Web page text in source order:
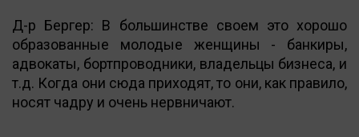
Д-р Бергер: В большинстве своем это хорошо
образованные молодые женщины - банкиры,
адвокаты, бортпроводники, владельцы бизнеса, и
т.д. Когда они сюда приходят, то они, как правило,
носят чадру и очень нервничают.